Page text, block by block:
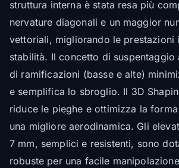
struttura interna è stata resa più
nervature diagonali e un maggior
vettoriali, migliorando le prestazioni
stabilità. Il concetto di suspentaggio
di ramificazioni (basse e alte)
e semplifica lo sbroglio. Il 3D
riduce le pieghe e ottimizza la
una migliore aerodinamica. Gli
7 mm, semplici e resistenti, sono
robuste per una facile